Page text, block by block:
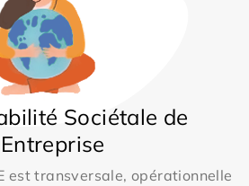
Sociétale de
est transversale, opérationnelle